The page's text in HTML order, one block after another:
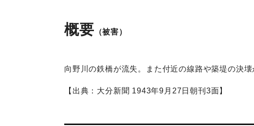
概要 （被害）
向野川の鉄橋が流失。また付近の線路や築堤の決壊
【出典：大分新聞 1943年9月27日朝刊3面】